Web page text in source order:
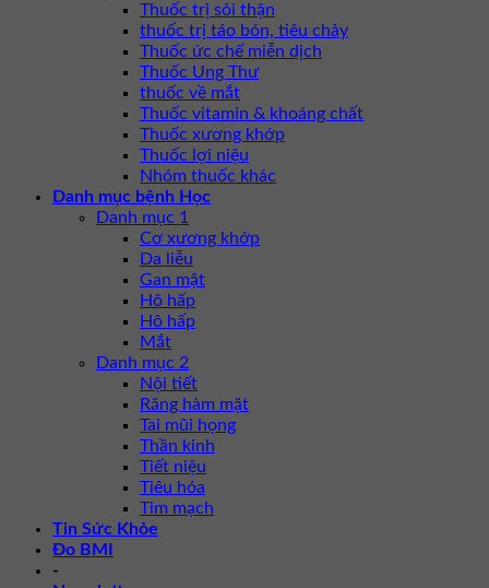
Thuốc trị sỏi thận
thuốc trị táo bón, tiêu chảy
Thuốc ức chế miễn dịch
Thuốc Ung Thư
thuốc về mắt
Thuốc vitamin & khoáng chất
Thuốc xương khớp
Thuốc lợi niệu
Nhóm thuốc khác
Danh mục bệnh Học
Danh mục 1
Cơ xương khớp
Da liễu
Gan mật
Hô hấp
Hô hấp
Mắt
Danh mục 2
Nội tiết
Răng hàm mặt
Tai mũi họng
Thần kinh
Tiết niệu
Tiêu hóa
Tim mạch
Tin Sức Khỏe
Đo BMI
-